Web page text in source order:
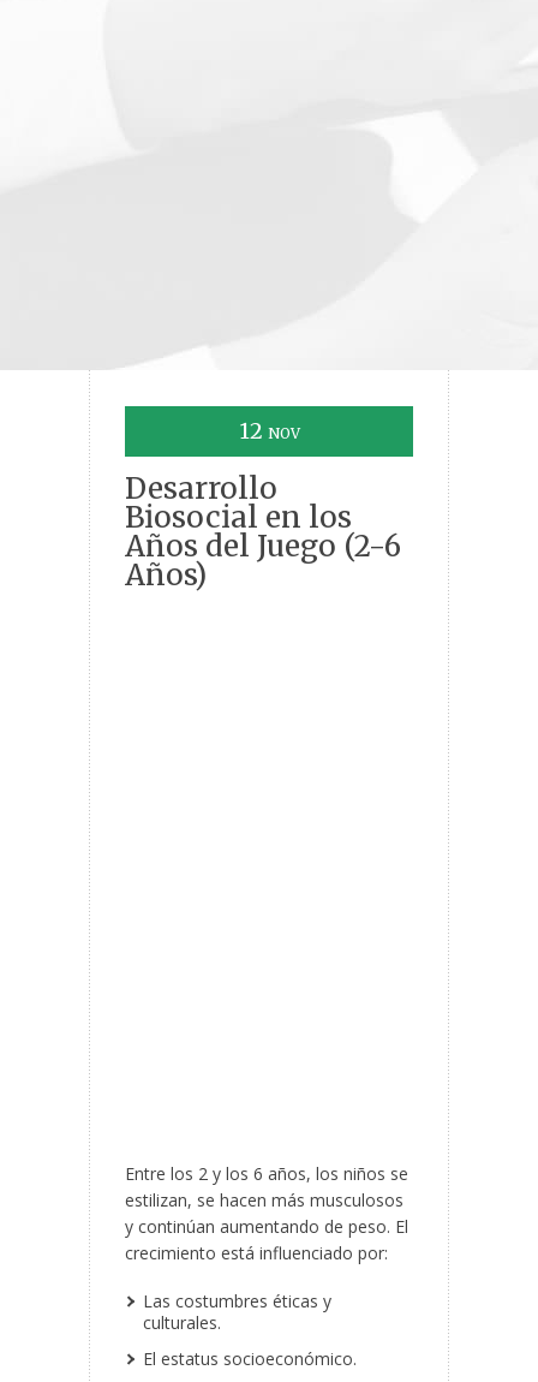
12 NOV
Desarrollo
Biosocial en los
Años del Juego (2-6
Años)
Entre los 2 y los 6 años, los niños se
estilizan, se hacen más musculosos
y continúan aumentando de peso. El
crecimiento está influenciado por:
Las costumbres éticas y
culturales.
El estatus socioeconómico.